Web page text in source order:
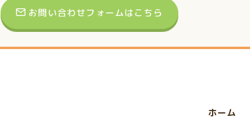
お問い合わせフォームはこちら
ホーム